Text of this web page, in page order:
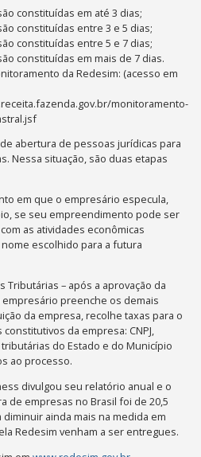
constituídas em até 3 dias;
constituídas entre 3 e 5 dias;
constituídas entre 5 e 7 dias;
constituídas em mais de 7 dias.
da Redesim: (acesso em
monitoramento-
abertura de pessoas jurídicas para
Nessa situação, são duas etapas
em que o empresário especula,
se seu empreendimento pode ser
as atividades econômicas
escolhido para a futura
Tributárias – após a aprovação da
preenche os demais
da empresa, recolhe taxas para o
da empresa: CNPJ,
do Estado e do Município
ao processo.
divulgou seu relatório anual e o
de empresas no Brasil foi de 20,5
ainda mais na medida em
Redesim venham a ser entregues.